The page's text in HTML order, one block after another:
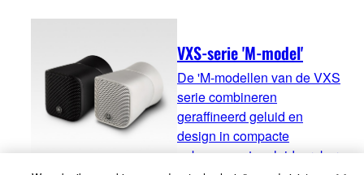
VXS-serie 'M-model'
De 'M-modellen van de VXS
serie combineren
geraffineerd geluid en
design in compacte
opbouwmontageluidsprekers